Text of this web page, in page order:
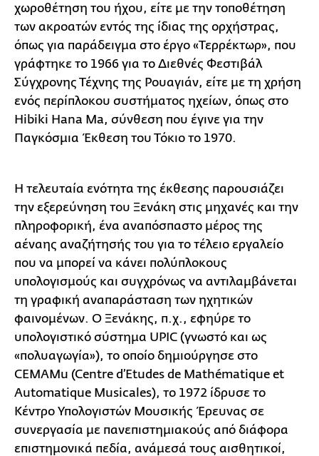
χωροθέτηση του ήχου, είτε με την τοποθέτηση
των ακροατών εντός της ίδιας της ορχήστρας,
όπως για παράδειγμα στο έργο «Τερρέκτωρ», που
γράφτηκε το 1966 για το Διεθνές Φεστιβάλ
Σύγχρονης Τέχνης της Ρουαγιάν, είτε με τη χρήση
ενός περίπλοκου συστήματος ηχείων, όπως στο
Hibiki Hana Ma, σύνθεση που έγινε για την
Παγκόσμια Έκθεση του Τόκιο το 1970.
Η τελευταία ενότητα της έκθεσης παρουσιάζει
την εξερεύνηση του Ξενάκη στις μηχανές και την
πληροφορική, ένα αναπόσπαστο μέρος της
αέναης αναζήτησής του για το τέλειο εργαλείο
που να μπορεί να κάνει πολύπλοκους
υπολογισμούς και συγχρόνως να αντιλαμβάνεται
τη γραφική αναπαράσταση των ηχητικών
φαινομένων. Ο Ξενάκης, π.χ., εφηύρε το
υπολογιστικό σύστημα UPIC (γνωστό και ως
«πολυαγωγία»), το οποίο δημιούργησε στο
CEMAMu (Centre d’Etudes de Mathématique et
Automatique Musicales), το 1972 ίδρυσε το
Κέντρο Υπολογιστών Μουσικής Έρευνας σε
συνεργασία με πανεπιστημιακούς από διάφορα
επιστημονικά πεδία, ανάμεσά τους αισθητικοί,